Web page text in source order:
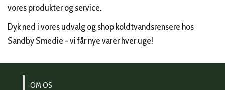
vores produkter og service.
Dyk ned i vores udvalg og shop koldtvandsrensere hos
Sandby Smedie - vi får nye varer hver uge!
OM OS